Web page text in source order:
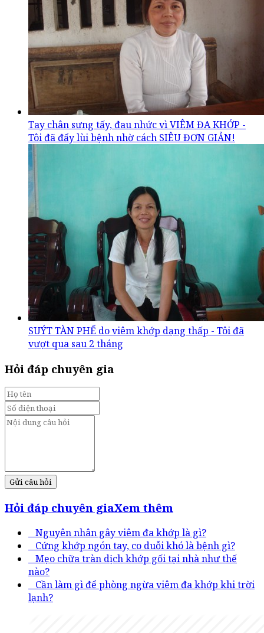
Tay chân sưng tấy, đau nhức vì VIÊM ĐA KHỚP -
Tôi đã đẩy lùi bệnh nhờ cách SIÊU ĐƠN GIẢN!
SUÝT TÀN PHẾ do viêm khớp dạng thấp - Tôi đã
vượt qua sau 2 tháng
Hỏi đáp chuyên gia
Gửi câu hỏi
Hỏi đáp chuyên giaXem thêm
Nguyên nhân gây viêm đa khớp là gì?
Cứng khớp ngón tay, co duỗi khó là bệnh gì?
Mẹo chữa tràn dịch khớp gối tại nhà như thế
nào?
Cần làm gì để phòng ngừa viêm đa khớp khi trời
lạnh?